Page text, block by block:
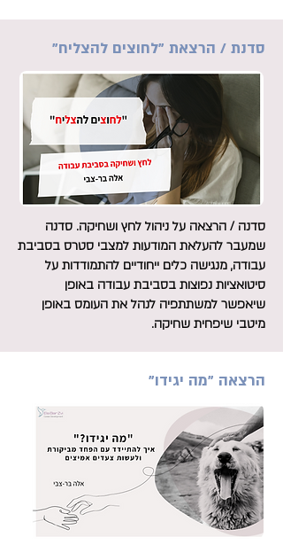
סדנת / הרצאת "לחוצים להצליח"
סדנה / הרצאה על ניהול לחץ ושחיקה. סדנה
שמעבר להעלאת המודעות למצבי סטרס בסביבת
עבודה, מנגישה כלים ייחודיים להתמודדות על
סיטואציות נפוצות בסביבת עבודה באופן
שיאפשר למשתתפיה לנהל את העומס באופן
מיטבי שיפחית שחיקה.
הרצאה "מה יגידו"